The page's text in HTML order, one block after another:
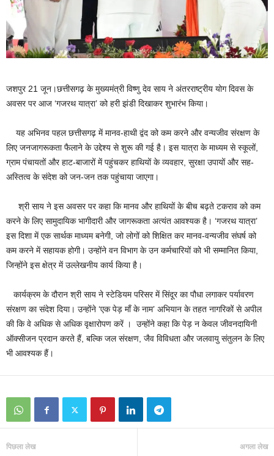
जशपुर 21 जून।छत्तीसगढ़ के मुख्यमंत्री विष्णु देव साय ने अंतरराष्ट्रीय योग दिवस के
अवसर पर आज ‘गजरथ यात्रा’ को हरी झंडी दिखाकर शुभारंभ किया।
यह अभिनव पहल छत्तीसगढ़ में मानव-हाथी द्वंद को कम करने और वन्यजीव संरक्षण के
लिए जनजागरूकता फैलाने के उद्देश्य से शुरू की गई है। इस यात्रा के माध्यम से स्कूलों,
ग्राम पंचायतों और हाट-बाजारों में पहुंचकर हाथियों के व्यवहार, सुरक्षा उपायों और सह-
अस्तित्व के संदेश को जन-जन तक पहुंचाया जाएगा।
श्री साय ने इस अवसर पर कहा कि मानव और हाथियों के बीच बढ़ते टकराव को कम
करने के लिए सामुदायिक भागीदारी और जागरूकता अत्यंत आवश्यक है। ‘गजरथ यात्रा’
इस दिशा में एक सार्थक माध्यम बनेगी, जो लोगों को शिक्षित कर मानव-वन्यजीव संघर्ष को
कम करने में सहायक होगी। उन्होंने वन विभाग के उन कर्मचारियों को भी सम्मानित किया,
जिन्होंने इस क्षेत्र में उल्लेखनीय कार्य किया है।
कार्यक्रम के दौरान श्री साय ने स्टेडियम परिसर में सिंदूर का पौधा लगाकर पर्यावरण
संरक्षण का संदेश दिया। उन्होंने ‘एक पेड़ माँ के नाम’ अभियान के तहत नागरिकों से अपील
की कि वे अधिक से अधिक वृक्षारोपण करें । उन्होंने कहा कि पेड़ न केवल जीवनदायिनी
ऑक्सीजन प्रदान करते हैं, बल्कि जल संरक्षण, जैव विविधता और जलवायु संतुलन के लिए
भी आवश्यक हैं।
पिछला लेख अगला लेख